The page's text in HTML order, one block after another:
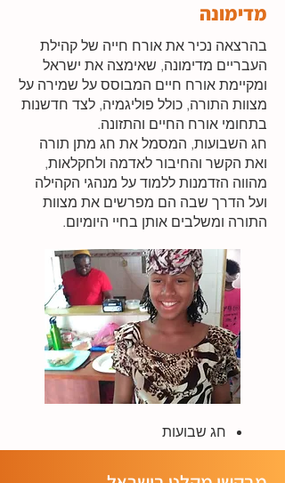
מדימונה
בהרצאה נכיר את אורח חייה של קהילת
העבריים מדימונה, שאימצה את ישראל
ומקיימת אורח חיים המבוסס על שמירה על
מצוות התורה, כולל פוליגמיה, לצד חדשנות
בתחומי אורח החיים והתזונה.
חג השבועות, המסמל את חג מתן תורה
ואת הקשר והחיבור לאדמה ולחקלאות,
מהווה הזדמנות ללמוד על מנהגי הקהילה
ועל הדרך שבה הם מפרשים את מצוות
התורה ומשלבים אותן בחיי היומיום.
חג שבועות